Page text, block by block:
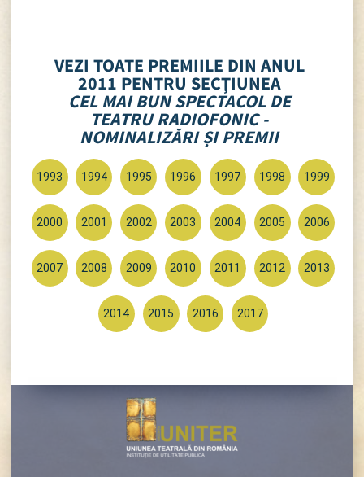
VEZI TOATE PREMIILE DIN ANUL
2011 PENTRU SECŢIUNEA
CEL MAI BUN SPECTACOL DE
TEATRU RADIOFONIC -
NOMINALIZĂRI ȘI PREMII
1993 1994 1995 1996 1997 1998 1999
2000 2001 2002 2003 2004 2005 2006
2007 2008 2009 2010 2011 2012 2013
2014 2015 2016 2017